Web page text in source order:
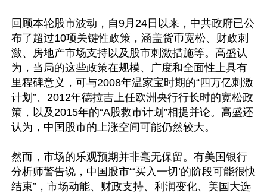
回顾本轮股市波动，自9月24日以来，中共政府已公
布了超过10项关键性政策，涵盖货币宽松、财政刺
激、房地产市场支持以及股市刺激措施等。高盛认
为，当局的这些政策在规模、广度和全面性上具有
里程碑意义，可与2008年温家宝时期的“四万亿刺激
计划”、2012年德拉吉上任欧洲央行行长时的宽松政
策，以及2015年的“A股救市计划”相提并论。高盛还
认为，中国股市的上涨空间可能仍然较大。
然而，市场的乐观预期并非毫无保留。有美国银行
分析师警告说，中国股市“‘买入一切’的阶段可能很快
结束”，市场动能、财政支持、利润变化、美国大选